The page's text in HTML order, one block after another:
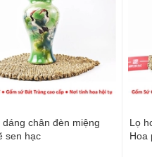
dáng chân đèn miệng
sen hạc
Lọ
Hoa